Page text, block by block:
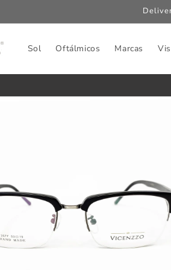
Sol Oftálmicos Marcas